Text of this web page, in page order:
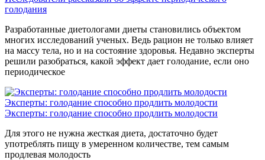
голодания
Разработанные диетологами диеты становились объектом
многих исследований ученых. Ведь рацион не только влияет
на массу тела, но и на состояние здоровья. Недавно эксперты
решили разобраться, какой эффект дает голодание, если оно
периодическое
Эксперты: голодание способно продлить молодости
Эксперты: голодание способно продлить молодости
Для этого не нужна жесткая диета, достаточно будет
употреблять пищу в умеренном количестве, тем самым
продлевая молодость